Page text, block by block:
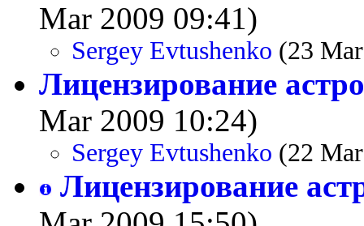
Mar 2009 09:41)
Sergey Evtushenko (23
Лицензирование
Mar 2009 10:24)
Sergey Evtushenko (22
Лицензирование